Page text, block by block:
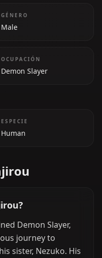
GÉNERO
Male
OCUPACIÓN
Demon Slayer
ESPECIE
Human
Demon Slayer,
journey to
sister, Nezuko. His